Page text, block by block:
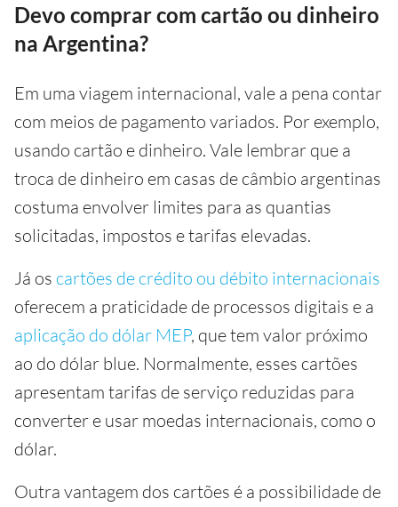
Devo comprar com cartão ou dinheiro
na Argentina?
Em uma viagem internacional, vale a pena contar
com meios de pagamento variados. Por exemplo,
usando cartão e dinheiro. Vale lembrar que a
troca de dinheiro em casas de câmbio argentinas
costuma envolver limites para as quantias
solicitadas, impostos e tarifas elevadas.
Já os cartões de crédito ou débito internacionais
oferecem a praticidade de processos digitais e a
aplicação do dólar MEP, que tem valor próximo
ao do dólar blue. Normalmente, esses cartões
apresentam tarifas de serviço reduzidas para
converter e usar moedas internacionais, como o
dólar.
Outra vantagem dos cartões é a possibilidade de